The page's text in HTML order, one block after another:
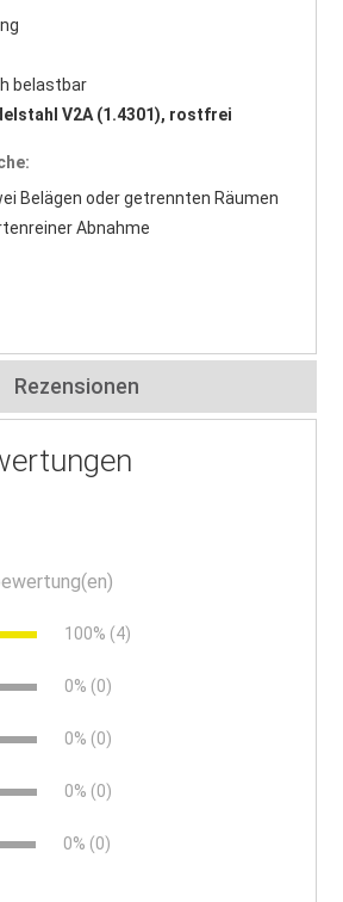
belastbar
V2A (1.4301), rostfrei
Belägen oder getrennten Räumen
Abnahme
Rezensionen
100% (4)
0% (0)
0% (0)
0% (0)
0% (0)